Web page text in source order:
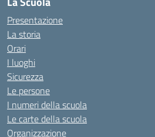
Presentazione
La storia
Orari
I luoghi
Sicurezza
Le persone
I numeri della scuola
Le carte della scuola
Organizzazione